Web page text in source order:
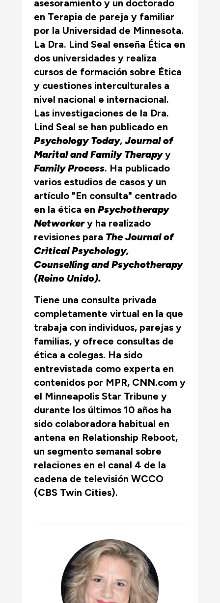
asesoramiento y un doctorado
en Terapia de pareja y familiar
por la Universidad de Minnesota.
La Dra. Lind Seal enseña Ética en
dos universidades y realiza
cursos de formación sobre Ética
y cuestiones interculturales a
nivel nacional e internacional.
Las investigaciones de la Dra.
Lind Seal se han publicado en
Psychology Today, Journal of
Marital and Family Therapyy
Family Process. Ha publicado
varios estudios de casos y un
artículo "En consulta" centrado
en la ética en Psychotherapy
Networkery ha realizado
revisiones para The Journal of
Critical Psychology,
Counselling and Psychotherapy
(Reino Unido).
Tiene una consulta privada
completamente virtual en la que
trabaja con individuos, parejas y
familias, y ofrece consultas de
ética a colegas. Ha sido
entrevistada como experta en
contenidos por MPR, CNN.com y
el Minneapolis Star Tribune y
durante los últimos 10 años ha
sido colaboradora habitual en
antena en Relationship Reboot,
un segmento semanal sobre
relaciones en el canal 4 de la
cadena de televisión WCCO
(CBS Twin Cities).